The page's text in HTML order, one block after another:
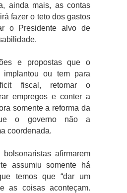
ainda mais, as contas
fazer o teto dos gastos
o Presidente alvo de
e propostas que o
implantou ou tem para
fiscal, retomar o
empregos e conter a
somente a reforma da
o governo não a
coordenada.
afirmarem
assumiu somente há
temos que “dar um
as coisas aconteçam.